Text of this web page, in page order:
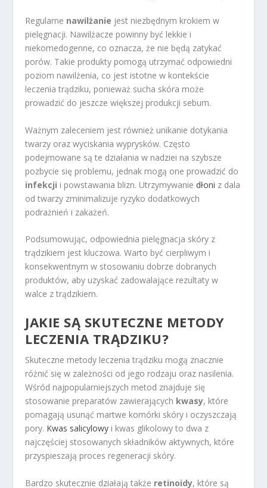
Regularne nawilżanie jest niezbędnym krokiem w
pielęgnacji. Nawilżacze powinny być lekkie i
niekomedogenne, co oznacza, że nie będą zatykać
porów. Takie produkty pomogą utrzymać odpowiedni
poziom nawilżenia, co jest istotne w kontekście
leczenia trądziku, ponieważ sucha skóra może
prowadzić do jeszcze większej produkcji sebum.
Ważnym zaleceniem jest również unikanie dotykania
twarzy oraz wyciskania wyprysków. Często
podejmowane są te działania w nadziei na szybsze
pozbycie się problemu, jednak mogą one prowadzić do
infekcji i powstawania blizn. Utrzymywanie dłoni z dala
od twarzy zminimalizuje ryzyko dodatkowych
podrażnień i zakażeń.
Podsumowując, odpowiednia pielęgnacja skóry z
trądzikiem jest kluczowa. Warto być cierpliwym i
konsekwentnym w stosowaniu dobrze dobranych
produktów, aby uzyskać zadowalające rezultaty w
walce z trądzikiem.
JAKIE SĄ SKUTECZNE METODY
LECZENIA TRĄDZIKU?
Skuteczne metody leczenia trądziku mogą znacznie
różnić się w zależności od jego rodzaju oraz nasilenia.
Wśród najpopularniejszych metod znajduje się
stosowanie preparatów zawierających kwasy, które
pomagają usunąć martwe komórki skóry i oczyszczają
pory. Kwas salicylowy i kwas glikolowy to dwa z
najczęściej stosowanych składników aktywnych, które
przyspieszają proces regeneracji skóry.
Bardzo skutecznie działają także retinoidy, które są